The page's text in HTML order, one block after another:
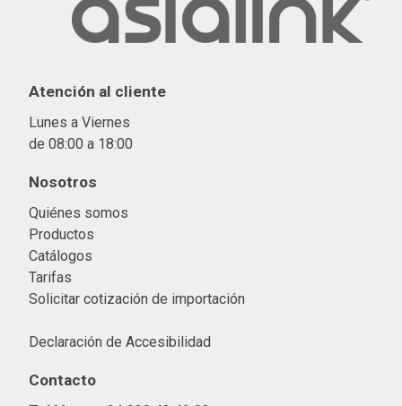
Atención al cliente
Lunes a Viernes
de 08:00 a 18:00
Nosotros
Quiénes somos
Productos
Catálogos
Tarifas
Solicitar cotización de importación
Declaración de Accesibilidad
Contacto